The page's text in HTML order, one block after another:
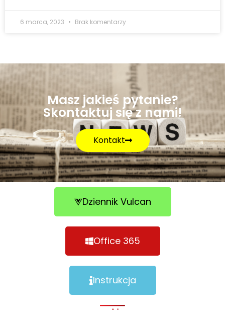
6 marca, 2023 Brak komentarzy
Masz jakieś pytanie?
Skontaktuj się z nami!
Kontakt
Dziennik Vulcan
Office 365
Instrukcja